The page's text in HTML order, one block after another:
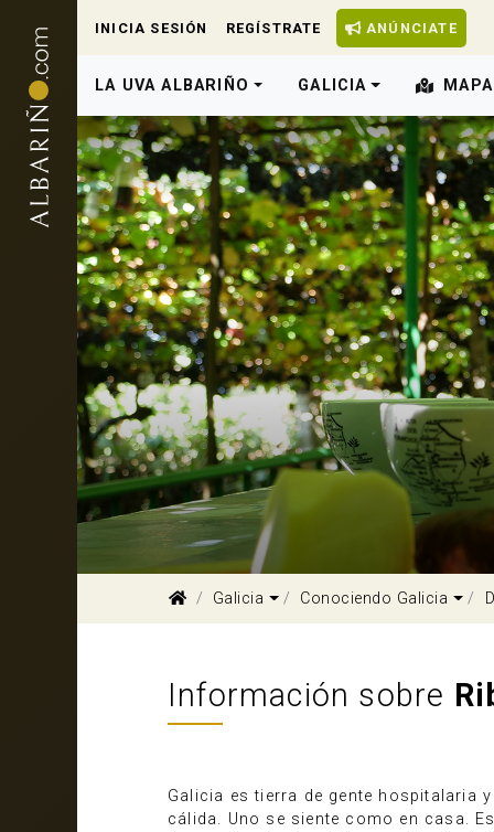
INICIA SESIÓN REGÍSTRATE ANÚNCIATE
LA UVA ALBARIÑO GALICIA MAPA
Galicia Dropdown
Conociendo Galicia
Información sobre
Galicia es tierra de gente hospitalaria
cálida. Uno se siente como en casa.